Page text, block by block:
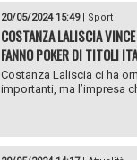
20/05/2024 15:49| Sport
COSTANZA LALISCIA
FANNO POKER DI TITOLI
Costanza Laliscia ci ha
importanti, ma l’impresa